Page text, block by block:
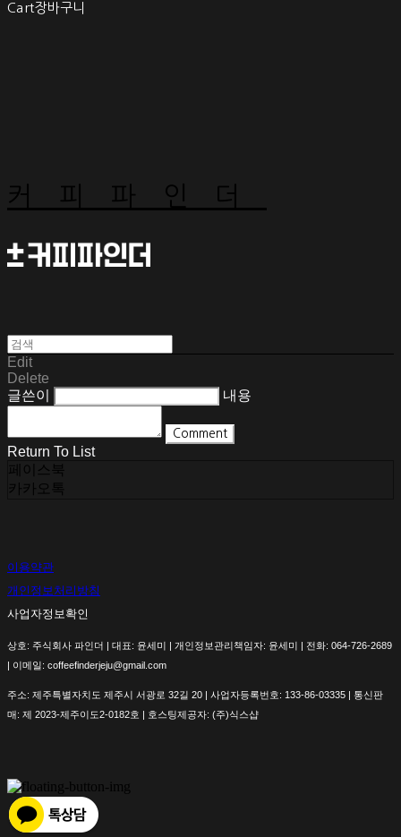
Cart장바구니
커피파인더
Edit
Delete
글쓴이
내용
Comment
Return To List
페이스북
카카오톡
이용약관
개인정보처리방침
사업자정보확인
상호: 주식회사 파인더 | 대표: 윤세미 | 개인정보관리책임자: 윤세미 | 전화: 064-726-2689
| 이메일: coffeefinderjeju@gmail.com
주소: 제주특별자치도 제주시 서광로 32길 20 | 사업자등록번호: 133-86-03335 | 통신판
매: 제 2023-제주이도2-0182호 | 호스팅제공자: (주)식스샵